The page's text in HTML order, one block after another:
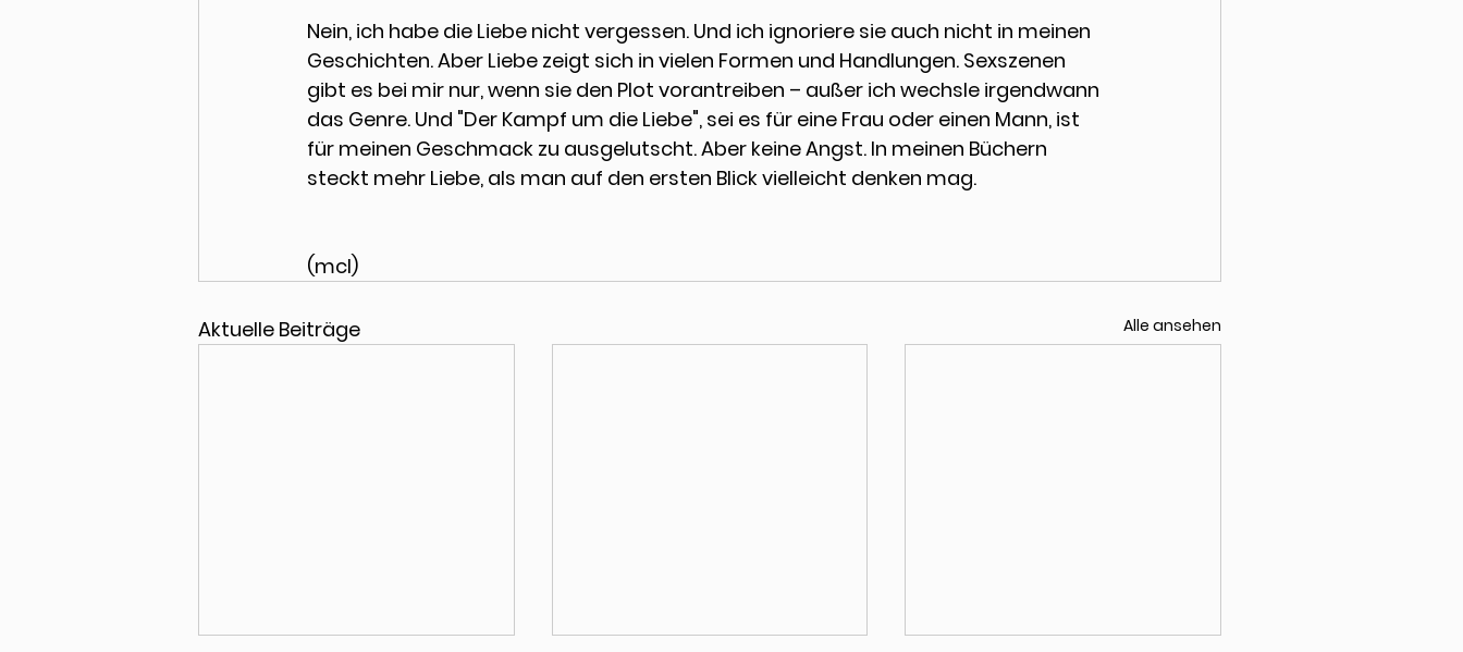
Nein, ich habe die Liebe nicht vergessen. Und ich ignoriere sie auch nicht in meinen
Geschichten. Aber Liebe zeigt sich in vielen Formen und Handlungen. Sexszenen
gibt es bei mir nur, wenn sie den Plot vorantreiben – außer ich wechsle irgendwann
das Genre. Und "Der Kampf um die Liebe", sei es für eine Frau oder einen Mann, ist
für meinen Geschmack zu ausgelutscht. Aber keine Angst. In meinen Büchern
steckt mehr Liebe, als man auf den ersten Blick vielleicht denken mag.
(mcl)
Aktuelle Beiträge Alle ansehen